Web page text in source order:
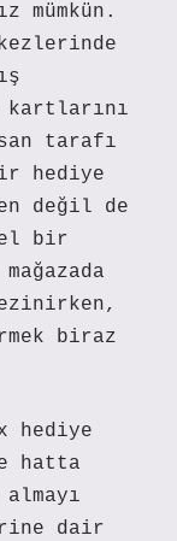
mümkün.
kartlarını
tarafı
hediye
değil de
bir
biraz
hediye
hatta
dair